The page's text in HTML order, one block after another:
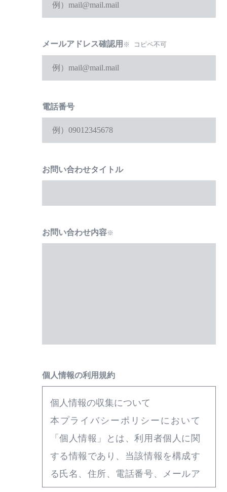
メールアドレス確認用 ※ コピペ不可
電話番号
お問い合わせタイトル
お問い合わせ内容※
個人情報の利用規約
個人情報の収集について
本プライバシーポリシーにおいて
「個人情報」とは、利用者個人に関
する情報であり、当該情報を構成す
る氏名、住所、電話番号、メールア